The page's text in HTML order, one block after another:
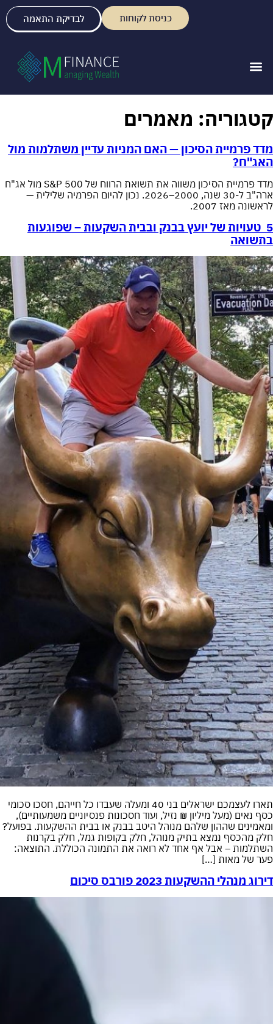
לבדיקת התאמה כניסת לקוחות
קטגוריה: מאמרים
מדד פרמיית הסיכון — האם המניות עדיין משתלמות מול
האג"ח?
מדד פרמיית הסיכון משווה את תשואת הרווח של S&P 500 מול אג"ח
ארה"ב ל-30 שנה, 2000–2026. נכון להיום הפרמיה שלילית —
לראשונה מאז 2007.
5 טעויות של יועץ בבנק ובבית השקעות – שפוגעות
בתשואה
תארו לעצמכם ישראלים בני 40 ומעלה שעבדו כל חייהם, חסכו סכומי
כסף נאים (מעל מיליון ₪ נזיל, ועוד חסכונות פנסיוניים משמעותיים),
ומאמינים שההון שלהם מנוהל היטב בבנק או בבית ההשקעות. בפועל?
חלק מהכסף נמצא בתיק מנוהל, חלק בקופות גמל, חלק בקרנות
השתלמות – אבל אף אחד לא רואה את התמונה הכוללת. התוצאה:
פער של מאות […]
דירוג מנהלי ההשקעות 2023 פורבס סיכום